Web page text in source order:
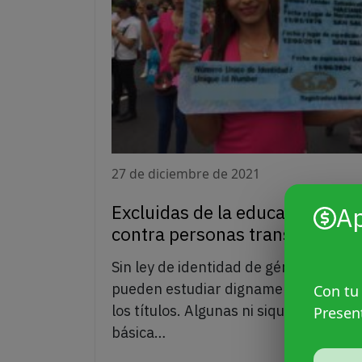
Con
27 de diciembre de 2021
Excluidas de la educación:
contra personas trans en El
Sin ley de identidad de género, las
pueden estudiar dignamente. Su
los títulos. Algunas ni siquiera
básica…